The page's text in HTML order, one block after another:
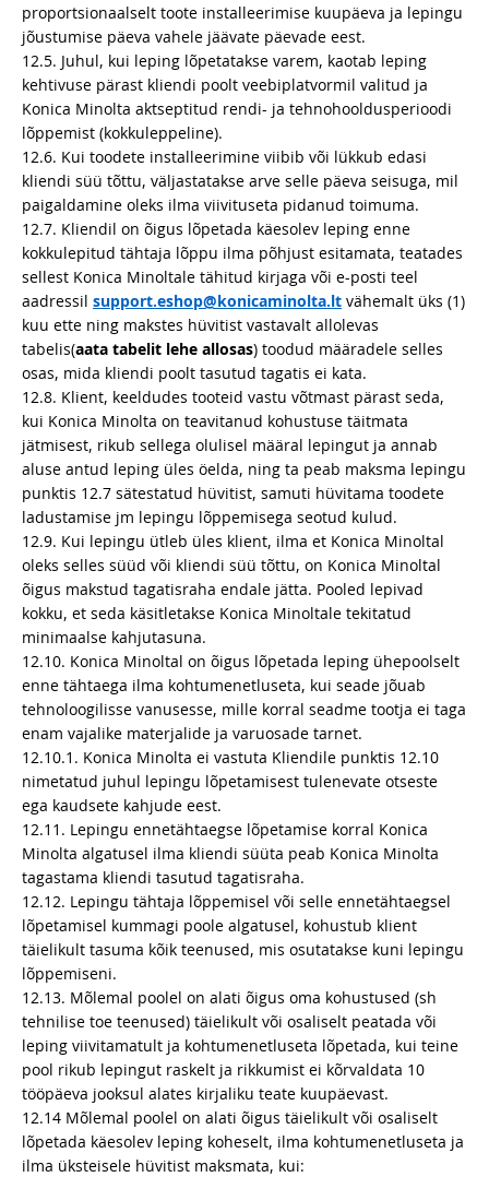
proportsionaalselt toote installeerimise kuupäeva ja lepingu
jõustumise päeva vahele jäävate päevade eest.
12.5. Juhul, kui leping lõpetatakse varem, kaotab leping
kehtivuse pärast kliendi poolt veebiplatvormil valitud ja
Konica Minolta aktseptitud rendi- ja tehnohooldusperioodi
lõppemist (kokkuleppeline).
12.6. Kui toodete installeerimine viibib või lükkub edasi
kliendi süü tõttu, väljastatakse arve selle päeva seisuga, mil
paigaldamine oleks ilma viivituseta pidanud toimuma.
12.7. Kliendil on õigus lõpetada käesolev leping enne
kokkulepitud tähtaja lõppu ilma põhjust esitamata, teatades
sellest Konica Minoltale tähitud kirjaga või e-posti teel
aadressil support.eshop@konicaminolta.lt vähemalt üks (1)
kuu ette ning makstes hüvitist vastavalt allolevas
tabelis(aata tabelit lehe allosas) toodud määradele selles
osas, mida kliendi poolt tasutud tagatis ei kata.
12.8. Klient, keeldudes tooteid vastu võtmast pärast seda,
kui Konica Minolta on teavitanud kohustuse täitmata
jätmisest, rikub sellega olulisel määral lepingut ja annab
aluse antud leping üles öelda, ning ta peab maksma lepingu
punktis 12.7 sätestatud hüvitist, samuti hüvitama toodete
ladustamise jm lepingu lõppemisega seotud kulud.
12.9. Kui lepingu ütleb üles klient, ilma et Konica Minoltal
oleks selles süüd või kliendi süü tõttu, on Konica Minoltal
õigus makstud tagatisraha endale jätta. Pooled lepivad
kokku, et seda käsitletakse Konica Minoltale tekitatud
minimaalse kahjutasuna.
12.10. Konica Minoltal on õigus lõpetada leping ühepoolselt
enne tähtaega ilma kohtumenetluseta, kui seade jõuab
tehnoloogilisse vanusesse, mille korral seadme tootja ei taga
enam vajalike materjalide ja varuosade tarnet.
12.10.1. Konica Minolta ei vastuta Kliendile punktis 12.10
nimetatud juhul lepingu lõpetamisest tulenevate otseste
ega kaudsete kahjude eest.
12.11. Lepingu ennetähtaegse lõpetamise korral Konica
Minolta algatusel ilma kliendi süüta peab Konica Minolta
tagastama kliendi tasutud tagatisraha.
12.12. Lepingu tähtaja lõppemisel või selle ennetähtaegsel
lõpetamisel kummagi poole algatusel, kohustub klient
täielikult tasuma kõik teenused, mis osutatakse kuni lepingu
lõppemiseni.
12.13. Mõlemal poolel on alati õigus oma kohustused (sh
tehnilise toe teenused) täielikult või osaliselt peatada või
leping viivitamatult ja kohtumenetluseta lõpetada, kui teine
pool rikub lepingut raskelt ja rikkumist ei kõrvaldata 10
tööpäeva jooksul alates kirjaliku teate kuupäevast.
12.14 Mõlemal poolel on alati õigus täielikult või osaliselt
lõpetada käesolev leping koheselt, ilma kohtumenetluseta ja
ilma üksteisele hüvitist maksmata, kui: